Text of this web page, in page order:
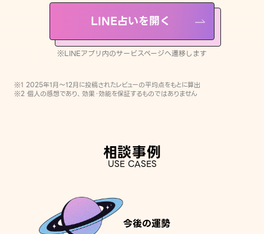
LINE占いを開く
※LINEアプリ内のサービスページへ遷移します
※1 2025年1月〜12月に投稿されたレビューの平均点をもとに算出
※2 個人の感想であり、効果・効能を保証するものではありません
相談事例
USE CASES
今後の運勢